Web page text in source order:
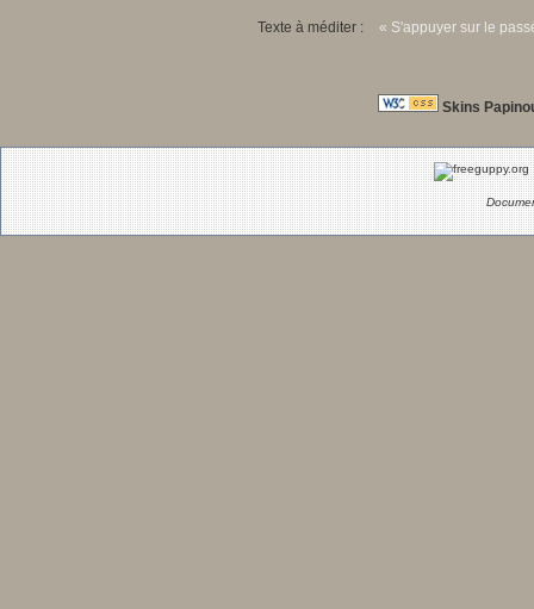
Texte à méditer : « S'appuyer sur le
Skins